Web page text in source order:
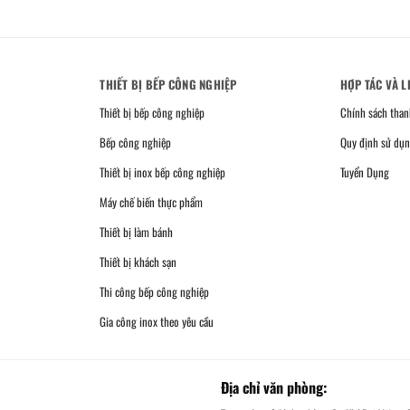
THIẾT BỊ BẾP CÔNG NGHIỆP
Thiết bị bếp công nghiệp
Bếp công nghiệp
Thiết bị inox bếp công nghiệp
Máy chế biến thực phẩm
Thiết bị làm bánh
Thiết bị khách sạn
Thi công bếp công nghiệp
Gia công inox theo yêu cầu
HỢP TÁC VÀ
Chính sách
Quy định sử
Tuyển Dụng
Địa chỉ văn phòng: